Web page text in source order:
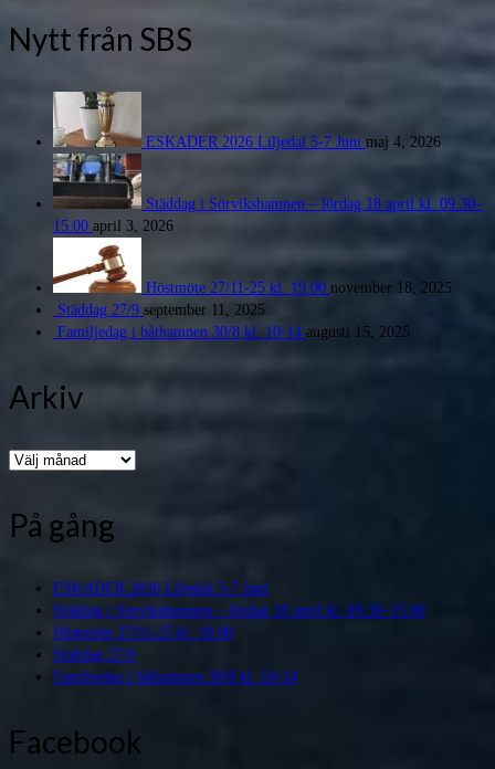
Nytt från SBS
ESKADER 2026 Liljedal 5-7 Juni maj 4, 2026
Städdag i Sörvikshamnen – lördag 18 april kl. 09.30–
15.00 april 3, 2026
Höstmöte 27/11-25 kl. 19.00 november 18, 2025
Städdag 27/9 september 11, 2025
Familjedag i båthamnen 30/8 kl. 10-14 augusti 15, 2025
Arkiv
Arkiv
På gång
ESKADER 2026 Liljedal 5-7 Juni
Städdag i Sörvikshamnen – lördag 18 april kl. 09.30–15.00
Höstmöte 27/11-25 kl. 19.00
Städdag 27/9
Familjedag i båthamnen 30/8 kl. 10-14
Facebook